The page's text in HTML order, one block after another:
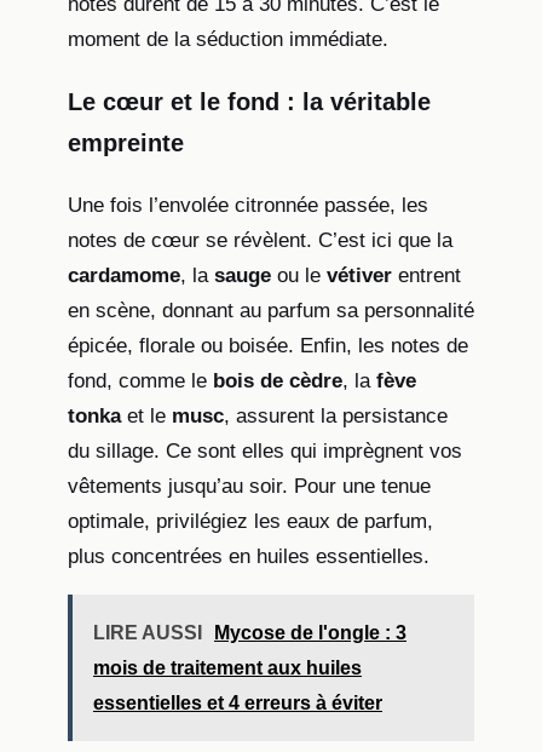
moment de la séduction immédiate.
Le cœur et le fond : la véritable
empreinte
Une fois l’envolée citronnée passée, les
notes de cœur se révèlent. C’est ici que la
cardamome, la sauge ou le vétiver entrent
en scène, donnant au parfum sa personnalité
épicée, florale ou boisée. Enfin, les notes de
fond, comme le bois de cèdre, la fève
tonkaet le musc, assurent la persistance
du sillage. Ce sont elles qui imprègnent vos
vêtements jusqu’au soir. Pour une tenue
optimale, privilégiez les eaux de parfum,
plus concentrées en huiles essentielles.
LIRE AUSSI
Mycose de l'ongle : 3
mois de traitement aux huiles
essentielles et 4 erreurs à éviter